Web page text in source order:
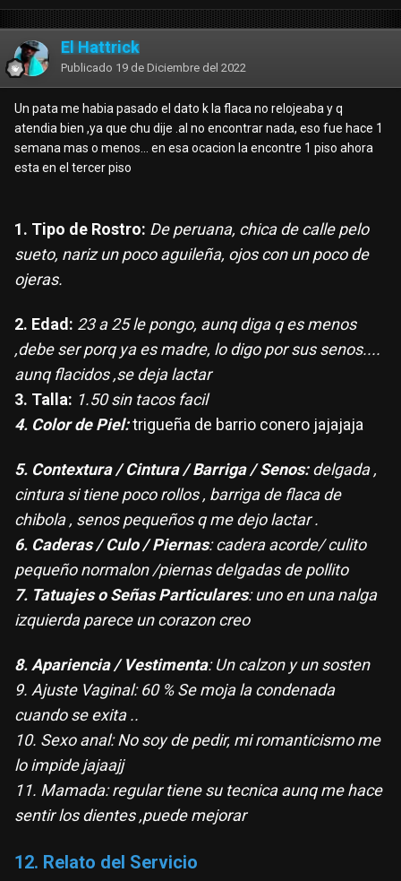
El Hattrick
Publicado 19 de Diciembre del 2022
Un pata me habia pasado el dato k la flaca no relojeaba y q
atendia bien ,ya que chu dije .al no encontrar nada, eso fue hace 1
semana mas o menos... en esa ocacion la encontre 1 piso ahora
esta en el tercer piso
1. Tipo de Rostro: De peruana, chica de calle pelo
sueto, nariz un poco aguileña, ojos con un poco de
ojeras.
2. Edad: 23 a 25 le pongo, aunq diga q es menos
,debe ser porq ya es madre, lo digo por sus senos....
aunq flacidos ,se deja lactar
3. Talla: 1.50 sin tacos facil
4. Color de Piel:trigueña de barrio conero jajajaja
5. Contextura / Cintura / Barriga / Senos:delgada ,
cintura si tiene poco rollos , barriga de flaca de
chibola , senos pequeños q me dejo lactar .
6. Caderas / Culo / Piernas: cadera acorde/ culito
pequeño normalon /piernas delgadas de pollito
7. Tatuajes o Señas Particulares: uno en una nalga
izquierda parece un corazon creo
8. Apariencia / Vestimenta: Un calzon y un sosten
9. Ajuste Vaginal: 60 % Se moja la condenada
cuando se exita ..
10. Sexo anal: No soy de pedir, mi romanticismo me
lo impide jajaajj
11. Mamada: regular tiene su tecnica aunq me hace
sentir los dientes ,puede mejorar
12. Relato del Servicio